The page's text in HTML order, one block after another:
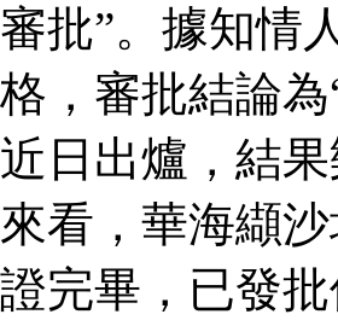
審批”。據知情
格，審批結論
近日出爐，結
來看，華海纈
證完畢，已發